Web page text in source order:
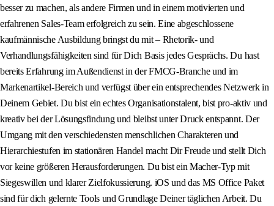
besser zu machen, als andere Firmen und in einem motivierten und
erfahrenen Sales-Team erfolgreich zu sein. Eine abgeschlossene
kaufmännische Ausbildung bringst du mit – Rhetorik- und
Verhandlungsfähigkeiten sind für Dich Basis jedes Gesprächs. Du hast
bereits Erfahrung im Außendienst in der FMCG-Branche und im
Markenartikel-Bereich und verfügst über ein entsprechendes Netzwerk in
Deinem Gebiet. Du bist ein echtes Organisationstalent, bist pro-aktiv und
kreativ bei der Lösungsfindung und bleibst unter Druck entspannt. Der
Umgang mit den verschiedensten menschlichen Charakteren und
Hierarchiestufen im stationären Handel macht Dir Freude und stellt Dich
vor keine größeren Herausforderungen. Du bist ein Macher‑Typ mit
Siegeswillen und klarer Zielfokussierung. iOS und das MS Office Paket
sind für dich gelernte Tools und Grundlage Deiner täglichen Arbeit. Du